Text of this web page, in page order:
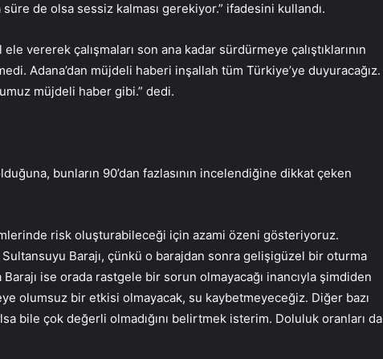
süre de olsa sessiz kalması gerekiyor.” ifadesini kullandı.
vererek çalışmaları son ana kadar sürdürmeye çalıştıklarının
Adana’dan müjdeli haberi inşallah tüm Türkiye’ye duyuracağız.
müjdeli haber gibi.” dedi.
bunların 90’dan fazlasının incelendiğine dikkat çeken
risk oluşturabileceği için azami özeni gösteriyoruz.
Barajı, çünkü o barajdan sonra gelişigüzel bir oturma
Barajı ise orada rastgele bir sorun olmayacağı inancıyla şimdiden
olumsuz bir etkisi olmayacak, su kaybetmeyeceğiz. Diğer bazı
bile çok değerli olmadığını belirtmek isterim. Doluluk oranları da